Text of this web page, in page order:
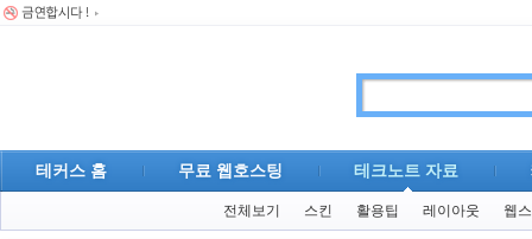
테커스 홈 무료 웹호스팅 테크노트 자료
전체보기 스킨 활용팁 레이아웃 웹